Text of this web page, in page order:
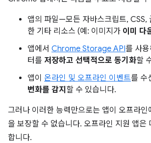
앱의 파일—모든 자바스크립트, CSS,
한 기타 리소스 (예: 이미지가 이미 다
앱에서 Chrome Storage API를 사용
터를 저장하고 선택적으로 동기화할
앱이 온라인 및 오프라인 이벤트를 수
변화를 감지 할 수 있습니다.
그러나 이러한 능력만으로는 앱이 오프라인
을 보장할 수 없습니다. 오프라인 지원 앱은
합니다.